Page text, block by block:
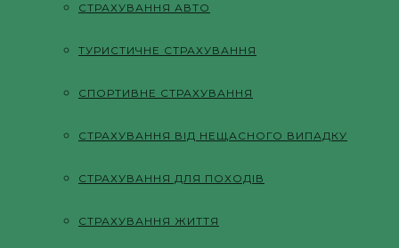
СТРАХУВАННЯ АВТО
ТУРИСТИЧНЕ СТРАХУВАННЯ
СПОРТИВНЕ СТРАХУВАННЯ
СТРАХУВАННЯ ВІД НЕЩАСНОГО ВИПАДКУ
СТРАХУВАННЯ ДЛЯ ПОХОДІВ
СТРАХУВАННЯ ЖИТТЯ